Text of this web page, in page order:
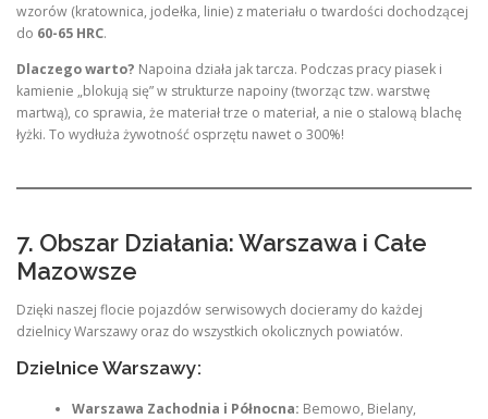
wzorów (kratownica, jodełka, linie) z materiału o twardości dochodzącej
do 60-65 HRC.
Dlaczego warto? Napoina działa jak tarcza. Podczas pracy piasek i
kamienie „blokują się” w strukturze napoiny (tworząc tzw. warstwę
martwą), co sprawia, że materiał trze o materiał, a nie o stalową blachę
łyżki. To wydłuża żywotność osprzętu nawet o 300%!
7. Obszar Działania: Warszawa i Całe
Mazowsze
Dzięki naszej flocie pojazdów serwisowych docieramy do każdej
dzielnicy Warszawy oraz do wszystkich okolicznych powiatów.
Dzielnice Warszawy:
Warszawa Zachodnia i Północna: Bemowo, Bielany,